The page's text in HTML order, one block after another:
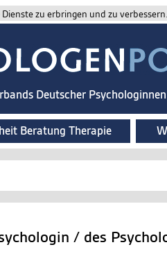
zu erbringen und zu
Deutscher
Beratung Therapie
/ des